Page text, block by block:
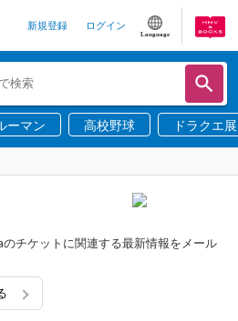
新規登録 ログイン
Language
ーマン 高校野球 ドラクエ展
チケットに関連する最新情報をメール